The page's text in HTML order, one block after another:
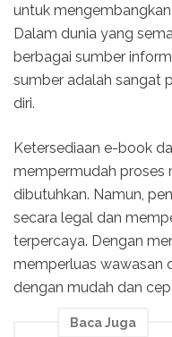
untuk
Dalam dunia yang
berbagai sumber
sumber adalah sangat
diri.
Ketersediaan e-book
mempermudah proses
dibutuhkan. Namun,
secara legal dan
terpercaya. Dengan
memperluas wawasan
dengan mudah dan
Baca Juga